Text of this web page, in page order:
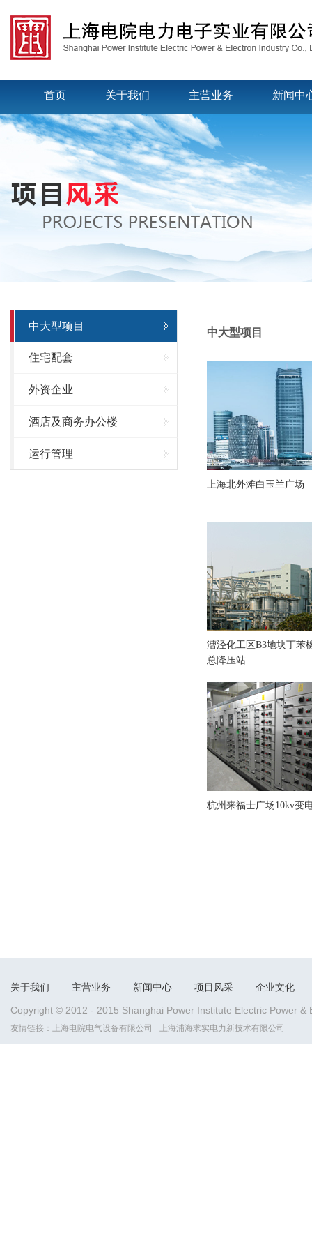
首页 关于我们 主营业务 新闻中
中大型项目
住宅配套
外资企业
酒店及商务办公楼
运行管理
中大型项目
上海北外滩白玉兰广场
漕泾化工区B3地块丁苯
总降压站
杭州来福士广场10kv变
关于我们 主营业务 新闻中心 项目风采 企业文化
Copyright © 2012 - 2015 Shanghai Power Institute Electric Power &
友情链接： 上海电院电气设备有限公司 上海浦海求实电力新技术有限公司